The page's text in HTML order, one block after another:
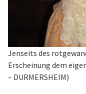
Jenseits des
Erscheinung dem
– DURMERSHEIM)